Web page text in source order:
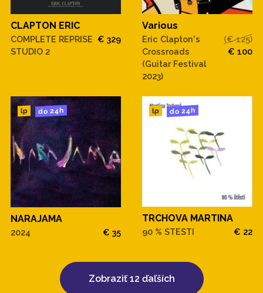
CLAPTON ERIC
COMPLETE REPRISE
STUDIO 2
€ 329
Various
Eric Clapton's
Crossroads
(Guitar Festival
2023)
(€ 125)
€ 100
lp do 24h
NARAJAMA
2024 € 35
lp do 24h
TRCHOVA MARTINA
90 % STESTI € 22
Zobraziť 12 ďaľších